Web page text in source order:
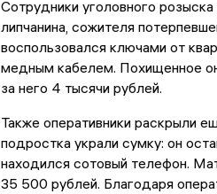
Сотрудники уголовного
липчанина, сожителя
воспользовался ключами от
медным кабелем. Похищенное
за него 4 тысячи рублей.
Также оперативники раскрыли
подростка украли сумку: он
находился сотовый телефон.
35 500 рублей. Благодаря